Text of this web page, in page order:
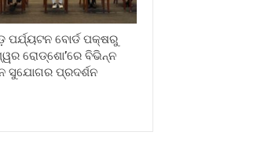
ପର୍ଯ୍ୟଟନ ବୋର୍ଡ ପକ୍ଷରୁ
ରୋଡ୍‌ଶୋ’ରେ ବିଭିନ୍ନ
ସୁଯୋଗର ପ୍ରଦର୍ଶନ